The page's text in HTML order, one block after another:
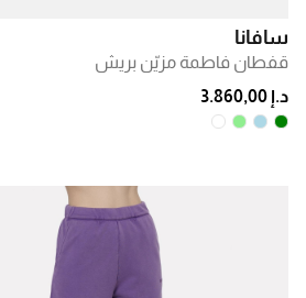
سافانا
قفطان فاطمة مزيّن بريش
د.إ 3.860,00